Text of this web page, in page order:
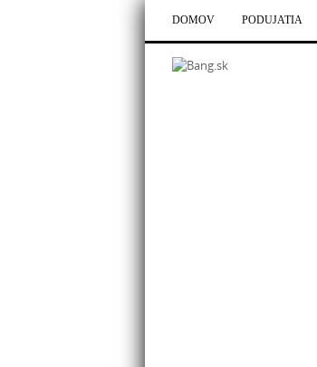
DOMOV PODUJATIA